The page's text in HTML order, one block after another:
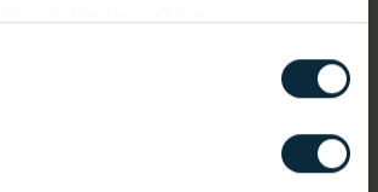
använt deras tjänster.